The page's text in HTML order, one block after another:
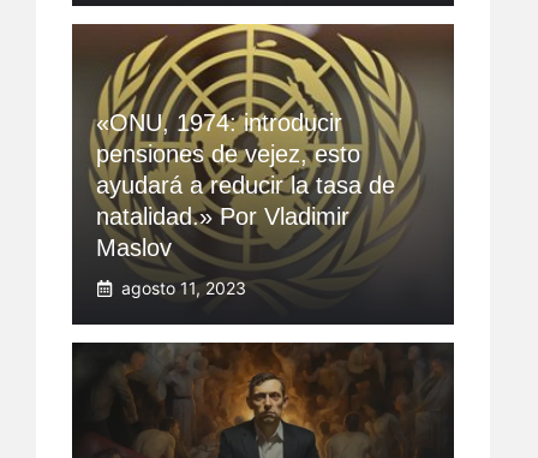
«ONU, 1974: introducir
pensiones de vejez, esto
ayudará a reducir la tasa de
natalidad.» Por Vladimir
Maslov
agosto 11, 2023